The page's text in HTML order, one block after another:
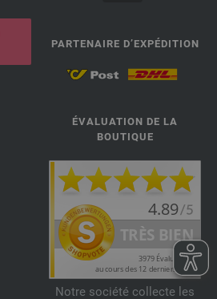
PARTENAIRE D’EXPÉDITION
ÉVALUATION DE LA
BOUTIQUE
Notre société collecte les